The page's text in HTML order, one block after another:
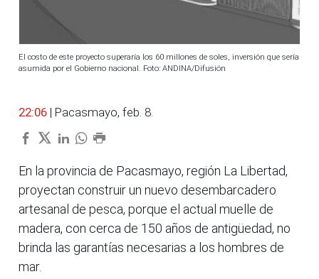
El costo de este proyecto superaría los 60 millones de soles, inversión que sería
asumida por el Gobierno nacional. Foto: ANDINA/Difusión
22:06 | Pacasmayo, feb. 8.
En la provincia de Pacasmayo, región La Libertad,
proyectan construir un nuevo desembarcadero
artesanal de pesca, porque el actual muelle de
madera, con cerca de 150 años de antigüedad, no
brinda las garantías necesarias a los hombres de
mar.